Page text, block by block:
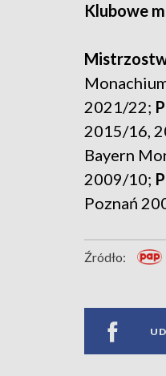
Klubowe
2021/22;
2015/16,
Bayern
2009/10;
Poznań
Źródło: